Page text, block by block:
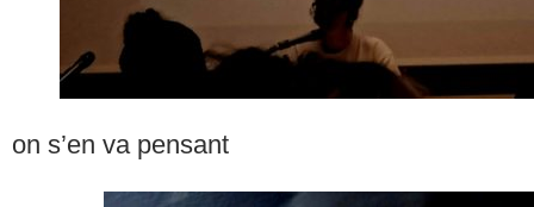
on s’en va pensant